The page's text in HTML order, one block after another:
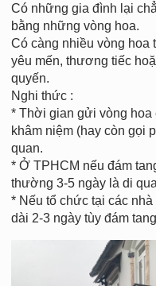
Có những gia đình lại
bằng những vòng hoa.
Có càng nhiều vòng hoa
yêu mến, thương tiếc
quyến.
Nghi thức :
* Thời gian gửi vòng hoa
khâm niệm (hay còn gọi
quan.
* Ở TPHCM nếu đám
thường 3-5 ngày là di
* Nếu tổ chức tại các
dài 2-3 ngày tùy đám